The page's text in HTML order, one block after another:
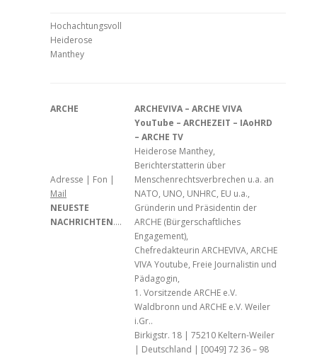
Hochachtungsvoll
Heiderose
Manthey
ARCHE
Adresse | Fon |
Mail
NEUESTE
NACHRICHTEN….
ARCHEVIVA – ARCHE VIVA
YouTube – ARCHEZEIT – IAoHRD
– ARCHE TV
Heiderose Manthey,
Berichterstatterin über
Menschenrechtsverbrechen u.a. an
NATO, UNO, UNHRC, EU u.a.,
Gründerin und Präsidentin der
ARCHE (Bürgerschaftliches
Engagement),
Chefredakteurin ARCHEVIVA, ARCHE
VIVA Youtube, Freie Journalistin und
Pädagogin,
1. Vorsitzende ARCHE e.V.
Waldbronn und ARCHE e.V. Weiler
i.Gr..
Birkigstr. 18 | 75210 Keltern-Weiler
| Deutschland | [0049] 72 36 – 98